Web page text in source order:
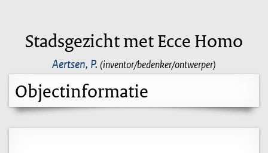
Stadsgezicht met Ecce Homo
Aertsen, P. (inventor/bedenker/ontwerper)
Objectinformatie